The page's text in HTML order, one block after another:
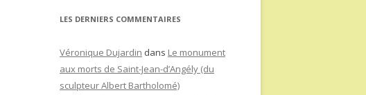
LES DERNIERS COMMENTAIRES
Véronique Dujardin dans Le monument
aux morts de Saint-Jean-d’Angély (du
sculpteur Albert Bartholomé)